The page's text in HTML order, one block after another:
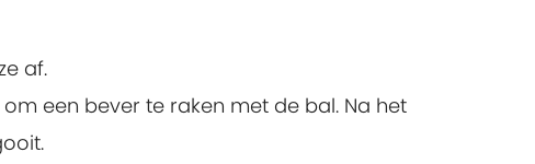
af.
een bever te raken met de bal. Na het